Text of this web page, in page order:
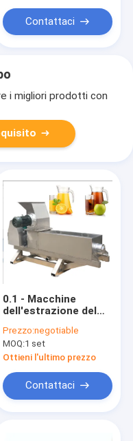
Contattaci
i migliori prodotti con
0.1 - Macchine
dell'estrazione del
macchina della
sminuzzatrice
dell'arachide da 0,5
tonnellate 1800 * 600
* 700 millimetri
Prezzo:negotiable
MOQ:1 set
Ottieni l'ultimo prezzo
Contattaci